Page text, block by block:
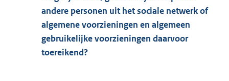
andere personen uit het sociale netwerk of
algemene voorzieningen en algemeen
gebruikelijke voorzieningen daarvoor
toereikend?